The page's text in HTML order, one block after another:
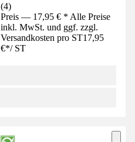
(4)
Preis — 17,95 € * Alle Preise
inkl. MwSt. und ggf. zzgl.
Versandkosten pro ST17,95
€*/ ST